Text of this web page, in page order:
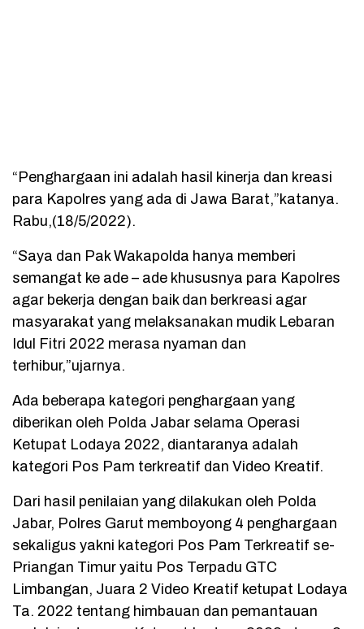
“Penghargaan ini adalah hasil kinerja dan kreasi
para Kapolres yang ada di Jawa Barat,”katanya.
Rabu,(18/5/2022).
“Saya dan Pak Wakapolda hanya memberi
semangat ke ade – ade khususnya para Kapolres
agar bekerja dengan baik dan berkreasi agar
masyarakat yang melaksanakan mudik Lebaran
Idul Fitri 2022 merasa nyaman dan
terhibur,”ujarnya.
Ada beberapa kategori penghargaan yang
diberikan oleh Polda Jabar selama Operasi
Ketupat Lodaya 2022, diantaranya adalah
kategori Pos Pam terkreatif dan Video Kreatif.
Dari hasil penilaian yang dilakukan oleh Polda
Jabar, Polres Garut memboyong 4 penghargaan
sekaligus yakni kategori Pos Pam Terkreatif se-
Priangan Timur yaitu Pos Terpadu GTC
Limbangan, Juara 2 Video Kreatif ketupat Lodaya
Ta. 2022 tentang himbauan dan pemantauan